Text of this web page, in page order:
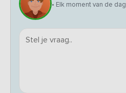
• Elk moment van de dag